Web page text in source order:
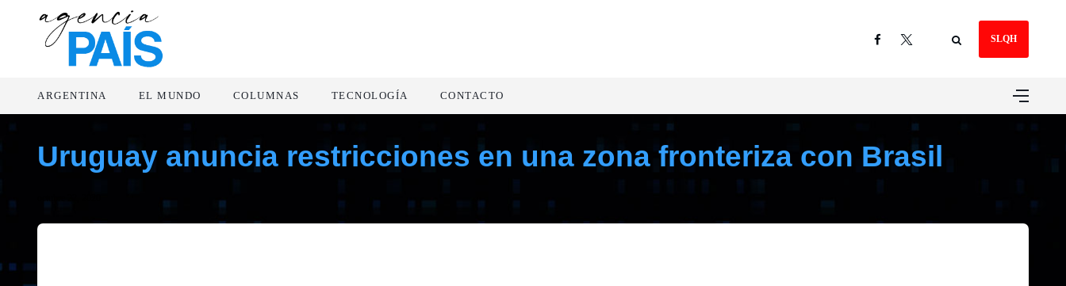
SLQH
ARGENTINA EL MUNDO COLUMNAS TECNOLOGÍA CONTACTO
Uruguay anuncia restricciones en una zona fronteriza con Brasil